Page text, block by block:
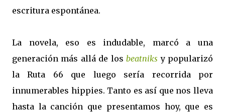
escritura espontánea.
La novela, eso es indudable, marcó a una
generación más allá de losbeatniks y popularizó
la Ruta 66 que luego sería recorrida por
innumerables hippies. Tanto es así que nos lleva
hasta la canción que presentamos hoy, que es